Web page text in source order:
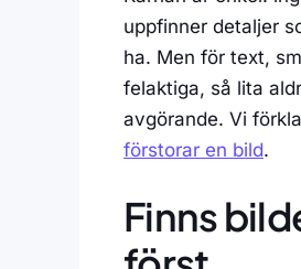
uppfinner detaljer
ha. Men för text,
felaktiga, så lita
avgörande. Vi
förstorar en bild.
Finns